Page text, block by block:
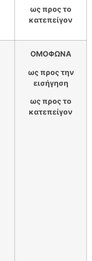
ως προς το
κατεπείγον
ΟΜΟΦΩΝΑ
ως προς την
εισήγηση
ως προς το
κατεπείγον